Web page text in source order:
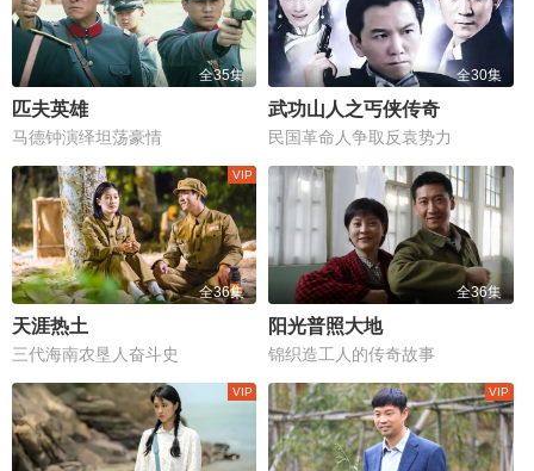
全35集
匹夫英雄
马德钟演绎坦荡豪情
全30集
武功山人之丐侠传奇
民国革命人争取反袁势力
全36集
天涯热土
三代海南农垦人奋斗史
全36集
阳光普照大地
锦织造工人的传奇故事